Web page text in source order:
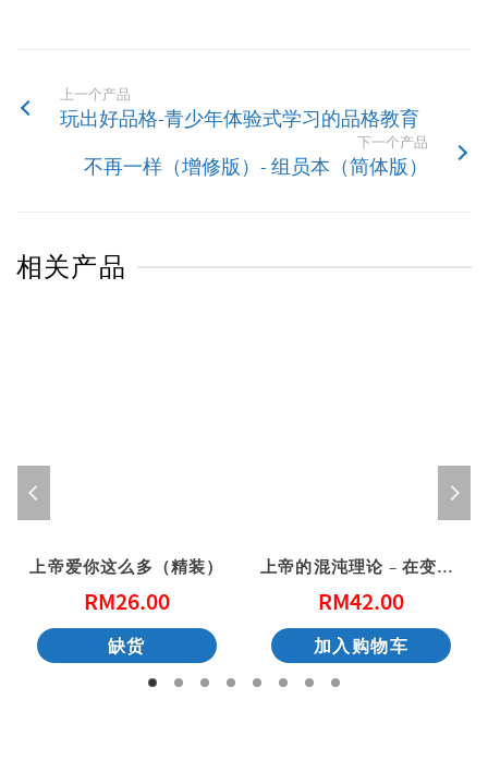
上一个产品
玩出好品格-青少年体验式学习的品格教育
下一个产品
不再一样（增修版）- 组员本（简体版）
相关产品
上帝爱你这么多（精装）
RM26.00
缺货
上帝的混沌理论 – 在变动中赐予新生命
RM42.00
加入购物车